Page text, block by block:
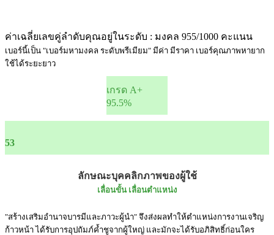
ค่าเฉลี่ยเลขคู่ลำดับคุณอยู่ในระดับ : มงคล 955/1000 คะแนน
เบอร์นี้เป็น "เบอร์มหามงคล ระดับพรีเมียม" มีค่า มีราคา เบอร์คุณภาพหายาก
ใช้ได้ระยะยาว
เกรด A+
95.5%
53
ลักษณะบุคคลิกภาพของผู้ใช้
เลื่อนขั้น เลื่อนตำแหน่ง
"สร้างเสริมอำนาจบารมีและภาวะผู้นำ" จึงส่งผลทำให้ตำแหน่งการงานเจริญ
ก้าวหน้า ได้รับการอุปถัมภ์ค้ำชูจากผู้ใหญ่ และมักจะได้รับอภิสิทธิ์ก่อนใคร